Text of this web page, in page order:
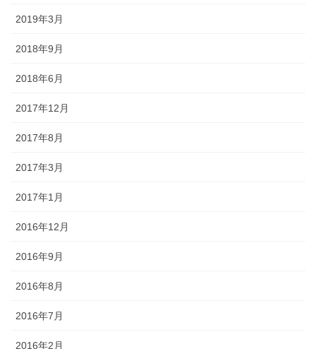
2019年3月
2018年9月
2018年6月
2017年12月
2017年8月
2017年3月
2017年1月
2016年12月
2016年9月
2016年8月
2016年7月
2016年2月